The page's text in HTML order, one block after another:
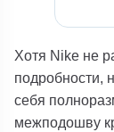
Хотя Nike не
подробности,
себя
межподошву